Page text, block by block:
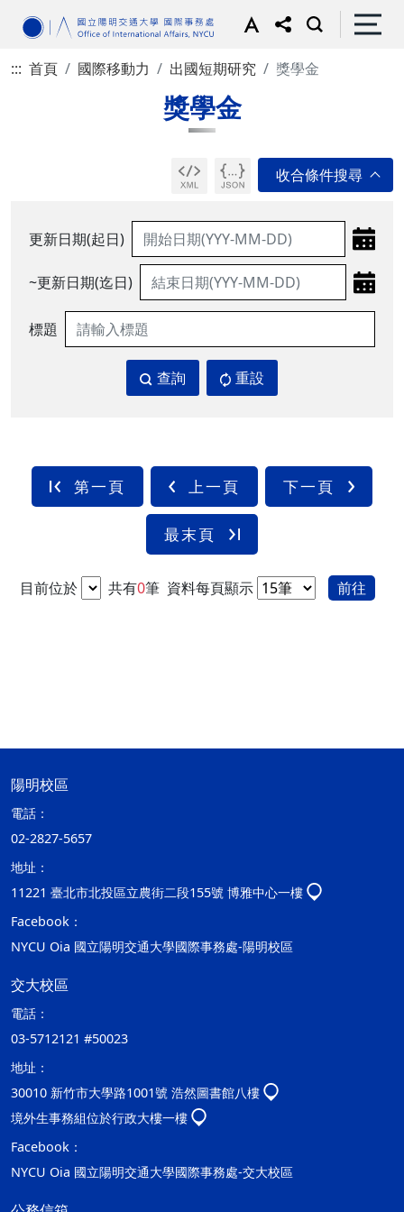
::: 首頁 國際移動力 出國短期研究 獎學金
獎學金
更新日期(起日)
~更新日期(迄日)
標題
查詢 重設
第一頁 上一頁 下一頁
最末頁
目前位於 共有0筆 資料每頁顯示 前往
陽明校區
電話：
02-2827-5657
地址：
11221 臺北市北投區立農街二段155號 博雅中心一樓
Facebook：
NYCU Oia 國立陽明交通大學國際事務處-陽明校區
交大校區
電話：
03-5712121 #50023
地址：
30010 新竹市大學路1001號 浩然圖書館八樓
境外生事務組位於行政大樓一樓
Facebook：
NYCU Oia 國立陽明交通大學國際事務處-交大校區